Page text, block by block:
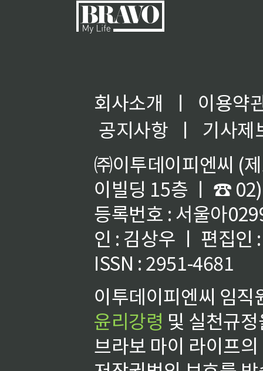
회사소개 ㅣ
이용약
공지사항
ㅣ
기사제
㈜이투데이피엔씨 (
이빌딩 15층 ㅣ ☎
등록번호 : 서울아
인 : 김상우 ㅣ 편집인
ISSN : 2951-4681
이투데이피엔씨 임
윤리강령 및 실천규
브라보 마이 라이프